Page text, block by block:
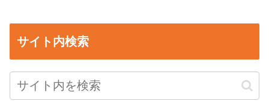
サイト内検索